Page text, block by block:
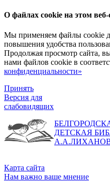
О файлах cookie на этом веб-
Мы применяем файлы cookie
повышения удобства
Продолжая просмотр сайта,
нами файлов cookie в
конфиденциальности»
Принять
Версия для
слабовидящих
ДЕТСКАЯ
Карта сайта
Нам важно ваше мнение